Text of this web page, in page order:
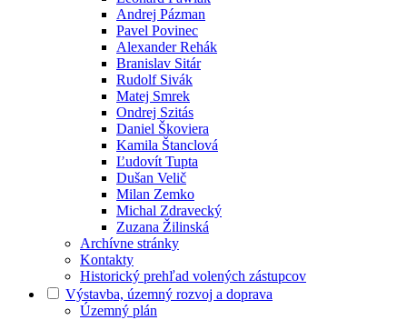
Andrej Pázman
Pavel Povinec
Alexander Rehák
Branislav Sitár
Rudolf Sivák
Matej Smrek
Ondrej Szitás
Daniel Škoviera
Kamila Štanclová
Ľudovít Tupta
Dušan Velič
Milan Zemko
Michal Zdravecký
Zuzana Žilinská
Archívne stránky
Kontakty
Historický prehľad volených zástupcov
Výstavba, územný rozvoj a doprava
Územný plán